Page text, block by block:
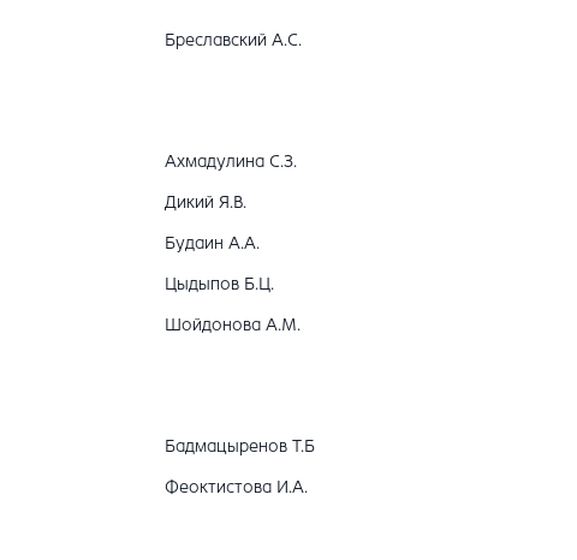
Бреславский А.С.
Ахмадулина С.З.
Дикий Я.В.
Будаин А.А.
Цыдыпов Б.Ц.
Шойдонова А.М.
Бадмацыренов Т.Б
Феоктистова И.А.